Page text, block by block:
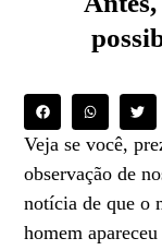
Veja se você,
observação de
notícia de que o
homem